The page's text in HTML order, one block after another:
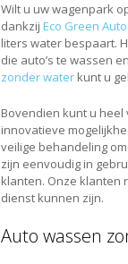
Wilt u uw wagenpark
dankzij Eco Green
liters water bespaart.
die auto’s te wassen
zonder water kunt u
Bovendien kunt u
innovatieve
veilige behandeling
zijn eenvoudig in
klanten. Onze klanten
dienst kunnen zijn.
Auto wassen